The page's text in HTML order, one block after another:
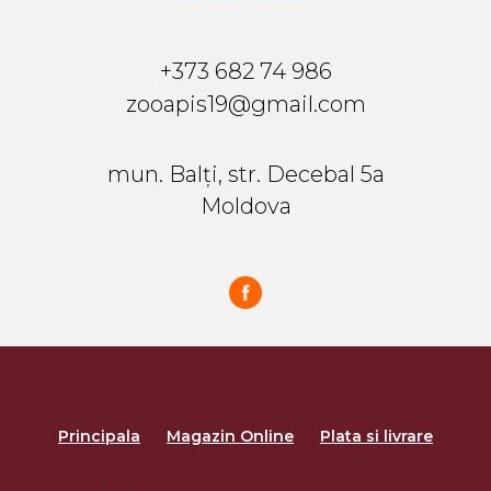
+373 682 74 986
zooapis19@gmail.com
mun. Balți, str. Decebal 5a
Moldova
Principala Magazin Online Plata si livrare